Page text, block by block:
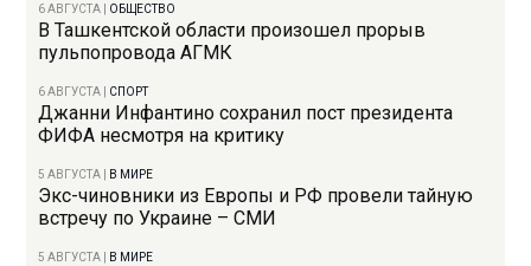
6 АВГУСТА ОБЩЕСТВО
В Ташкентской области произошел прорыв
пульпопровода АГМК
6 АВГУСТА СПОРТ
Джанни Инфантино сохранил пост президента
ФИФА несмотря на критику
5 АВГУСТА В МИРЕ
Экс-чиновники из Европы и РФ провели тайную
встречу по Украине – СМИ
5 АВГУСТА В МИРЕ